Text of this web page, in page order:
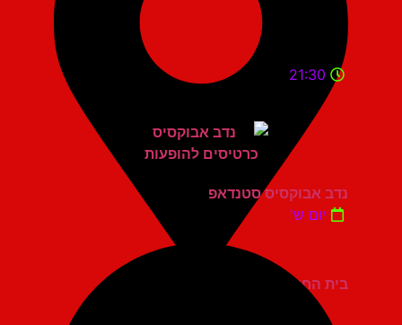
בית החייל תל אביב
21:30
נדב אבוקסיס סטנדאפ
יום ש'